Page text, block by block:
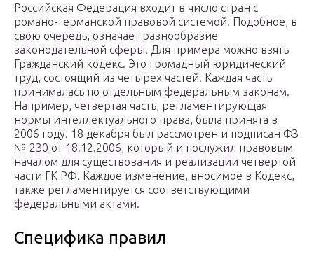
Российская Федерация входит в число стран с
романо-германской правовой системой. Подобное, в
свою очередь, означает разнообразие
законодательной сферы. Для примера можно взять
Гражданский кодекс. Это громадный юридический
труд, состоящий из четырех частей. Каждая часть
принималась по отдельным федеральным законам.
Например, четвертая часть, регламентирующая
нормы интеллектуального права, была принята в
2006 году. 18 декабря был рассмотрен и подписан ФЗ
№ 230 от 18.12.2006, который и послужил правовым
началом для существования и реализации четвертой
части ГК РФ. Каждое изменение, вносимое в Кодекс,
также регламентируется соответствующими
федеральными актами.
Специфика правил